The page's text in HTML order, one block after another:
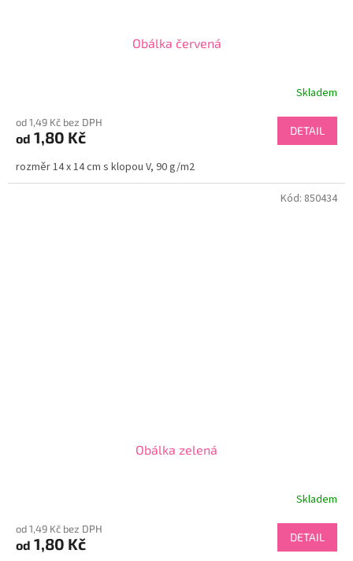
Obálka červená
Skladem
od 1,49 Kč bez DPH
od 1,80 Kč DETAIL
rozměr 14 x 14 cm s klopou V, 90 g/m2
Obálka zelená
Skladem
od 1,49 Kč bez DPH
od 1,80 Kč DETAIL
Kód: 850434